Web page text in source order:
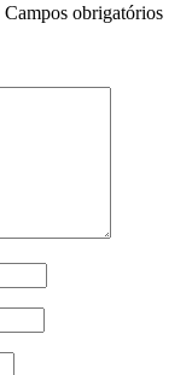
Campos obrigatórios